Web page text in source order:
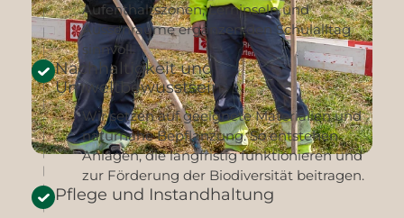
Aufenthaltszonen, Lerninseln und
Aussenräume ergänzen den Schulalltag
sinnvoll.
Nachhaltigkeit und
Umweltbewusstsein
Wir setzen auf geeignete Materialien und
naturnahe Bepflanzung. So entstehen
Anlagen, die langfristig funktionieren und
zur Förderung der Biodiversität beitragen.
Pflege und Instandhaltung